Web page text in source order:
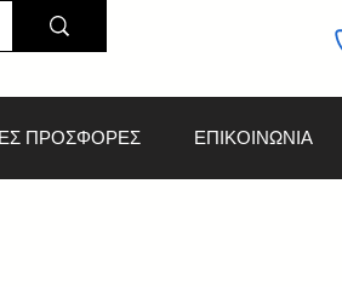
ΠΡΟΣΦΟΡΕΣ ΕΠΙΚΟΙΝΩΝΙΑ